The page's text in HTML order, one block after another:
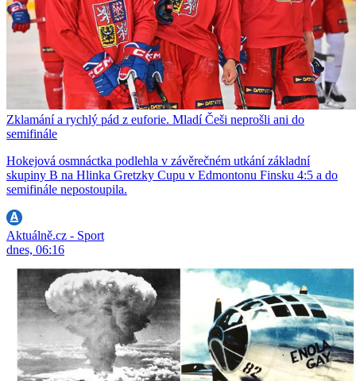
Zklamání a rychlý pád z euforie. Mladí Češi neprošli ani do
semifinále
Hokejová osmnáctka podlehla v závěrečném utkání základní
skupiny B na Hlinka Gretzky Cupu v Edmontonu Finsku 4:5 a do
semifinále nepostoupila.
Aktuálně.cz - Sport
dnes, 06:16